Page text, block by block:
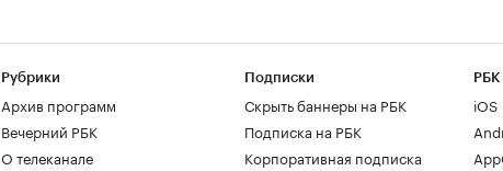
Рубрики
Архив программ
Вечерний РБК
О телеканале
Подписки
Скрыть баннеры на РБК
Подписка на РБК
Корпоративная подписка
РБК
iOS